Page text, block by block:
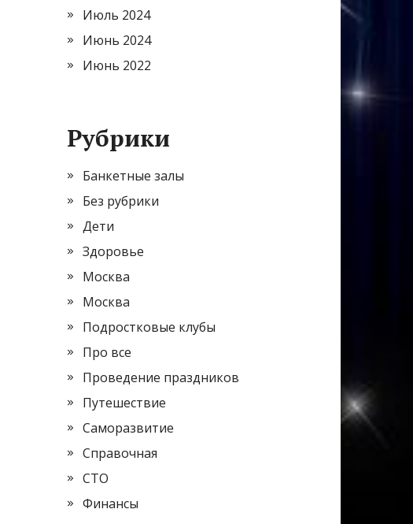
Июль 2024
Июнь 2024
Июнь 2022
Рубрики
Банкетные залы
Без рубрики
Дети
Здоровье
Москва
Москва
Подростковые клубы
Про все
Проведение праздников
Путешествие
Саморазвитие
Справочная
СТО
Финансы